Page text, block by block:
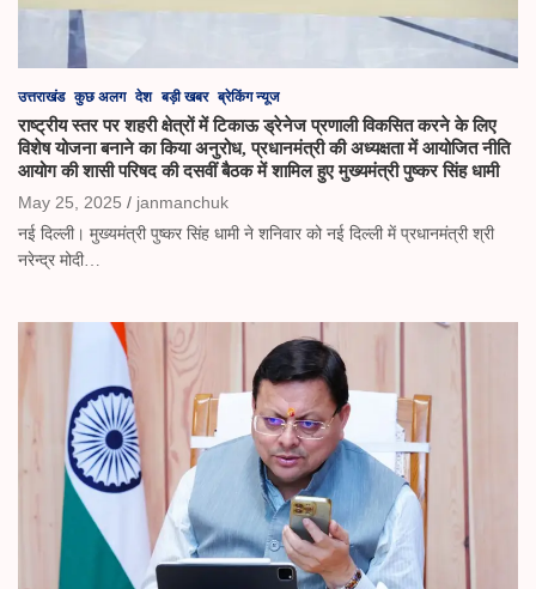
उत्तराखंड कुछ अलग देश बड़ी खबर ब्रेकिंग न्यूज
राष्ट्रीय स्तर पर शहरी क्षेत्रों में टिकाऊ ड्रेनेज प्रणाली विकसित करने के लिए
विशेष योजना बनाने का किया अनुरोध, प्रधानमंत्री की अध्यक्षता में आयोजित नीति
आयोग की शासी परिषद की दसवीं बैठक में शामिल हुए मुख्यमंत्री पुष्कर सिंह धामी
May 25, 2025
janmanchuk
नई दिल्ली। मुख्यमंत्री पुष्कर सिंह धामी ने शनिवार को नई दिल्ली में प्रधानमंत्री श्री
नरेन्द्र मोदी…